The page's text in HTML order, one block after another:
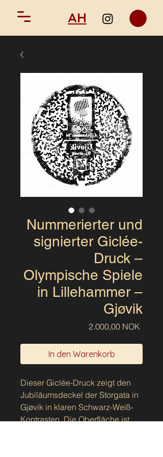
AH
Nummerierter und
signierter Giclée-
Druck –
Olympische Spiele
in Lillehammer –
Gjøvik
2.000,00 NOK
In den Warenkorb
Dieser Giclée-Druck zeigt den
Jubiläumsdeckel der Storgata in
Gjøvik in klaren Schwarz-Weiß-
Kontrasten. Die Oberfläche ist